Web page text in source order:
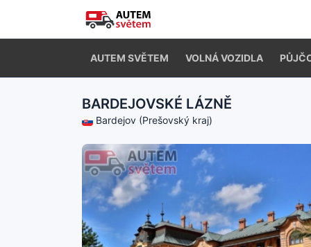
AUTEM SVĚTEM VOLNÁ VOZIDLA
BARDEJOVSKÉ LÁZNĚ
Bardejov (Prešovský kraj)